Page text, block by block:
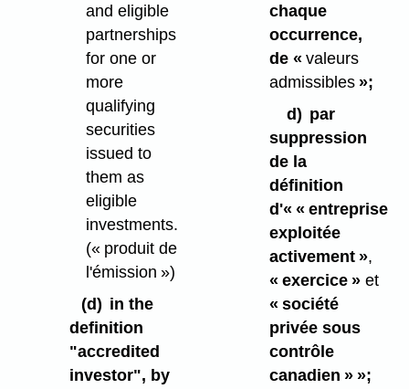
and eligible
partnerships
for one or
more
qualifying
securities
issued to
them as
eligible
investments.
(« produit de
l'émission »)
(d) in the
definition
"accredited
investor", by
chaque
occurrence,
de «valeurs
admissibles »;
d) par
suppression
de la
définition
d'« « entreprise
exploitée
activement »,
« exercice »et
« société
privée sous
contrôle
canadien » »;